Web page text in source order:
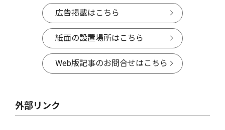
広告掲載はこちら
紙面の設置場所はこちら
Web版記事のお問合せはこちら
外部リンク